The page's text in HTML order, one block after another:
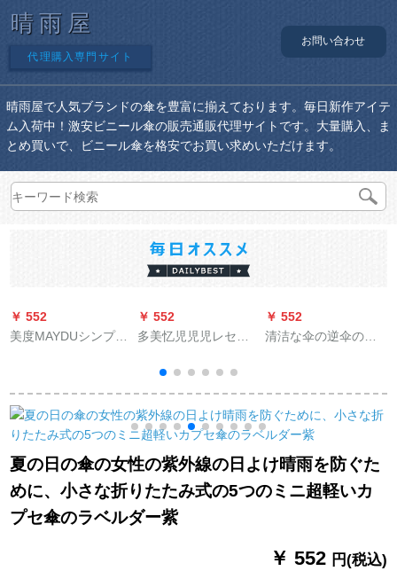
晴雨屋
代理購入専門サイト
お問い合わせ
晴雨屋で人気ブランドの傘を豊富に揃えております。毎日新作アイテ
ム入荷中！激安ビニール傘の販売通販代理サイトです。大量購入、ま
とめ買いで、ビニール傘を格安でお買い求めいただけます。
￥ 552
美度MAYDUシンプの
トカット紫外線防止
傘三つ折り晴雨兼用
傘男女兼用M 3337黒
￥ 552
多美忆児児児レセン
テの位が厚いアニメ
ー学生の赤ちゃんポ
ンチです。帽子のつ
ばのピンクXLサズで
す。
￥ 552
清洁な伞の逆伞の二
ペア晴雨兼用伞Y-
9339赤
夏の日の傘の女性の紫外線の日よけ晴雨を防ぐた
めに、小さな折りたたみ式の5つのミニ超軽いカ
プセ傘のラベルダー紫
￥ 552 円(税込)